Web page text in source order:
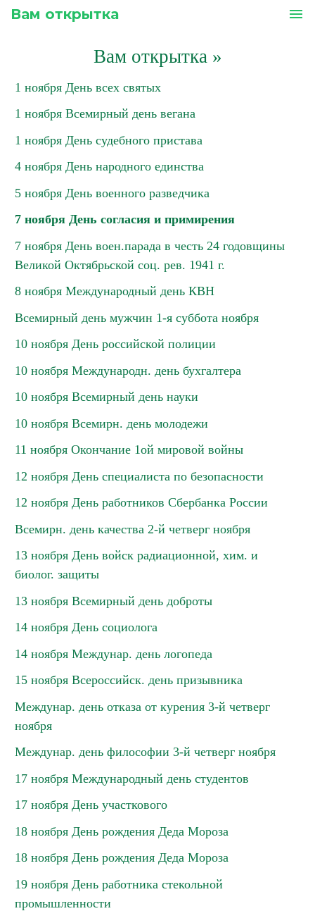
Вам открытка menu
Вам открытка»
1 ноября День всех святых
1 ноября Всемирный день вегана
1 ноября День судебного пристава
4 ноября День народного единства
5 ноября День военного разведчика
7 ноября День согласия и примирения
7 ноября День воен.парада в честь 24 годовщины
Великой Октябрьской соц. рев. 1941 г.
8 ноября Международный день КВН
Всемирный день мужчин 1-я суббота ноября
10 ноября День российской полиции
10 ноября Международн. день бухгалтера
10 ноября Всемирный день науки
10 ноября Всемирн. день молодежи
11 ноября Окончание 1ой мировой войны
12 ноября День специалиста по безопасности
12 ноября День работников Сбербанка России
Всемирн. день качества 2-й четверг ноября
13 ноября День войск радиационной, хим. и
биолог. защиты
13 ноября Всемирный день доброты
14 ноября День социолога
14 ноября Междунар. день логопеда
15 ноября Всероссийск. день призывника
Междунар. день отказа от курения 3-й четверг
ноября
Междунар. день философии 3-й четверг ноября
17 ноября Международный день студентов
17 ноября День участкового
18 ноября День рождения Деда Мороза
18 ноября День рождения Деда Мороза
19 ноября День работника стекольной
промышленности